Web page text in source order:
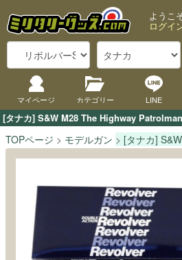
[タナカ] S&W M28 The Highway
ようこ
ログイ
マイページ カテゴリー LINE
TOPページ モデルガン [タナカ]